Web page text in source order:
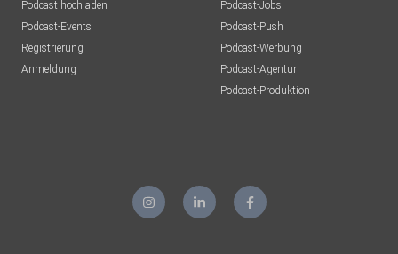
Podcast hochladen
Podcast-Events
Registrierung
Anmeldung
Podcast-Jobs
Podcast-Push
Podcast-Werbung
Podcast-Agentur
Podcast-Produktion